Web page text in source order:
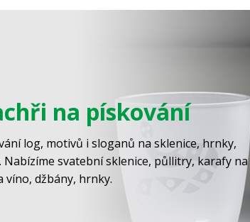
na pískování
log, motivů i sloganů na sklenice, hrnky,
Nabízíme svatební sklenice, půllitry, karafy na
víno, džbány, hrnky.